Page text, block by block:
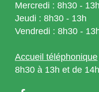
Mercredi : 8h30 - 13h
Jeudi : 8h30 - 13h
Vendredi : 8h30 -
Accueil téléphonique
8h30 à 13h et de